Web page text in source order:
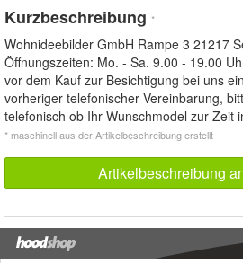
Kurzbeschreibung *
Wohnideebilder GmbH Rampe 3 21217
Öffnungszeiten: Mo. - Sa. 9.00 - 19.00
vor dem Kauf zur Besichtigung bei uns
vorheriger telefonischer Vereinbarung,
telefonisch ob Ihr Wunschmodel zur Zeit
* maschinell aus der Artikelbeschreibung erstellt
Artikelbeschreibung